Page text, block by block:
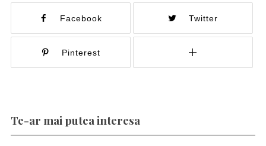
Facebook Twitter
Pinterest
Te-ar mai putea interesa